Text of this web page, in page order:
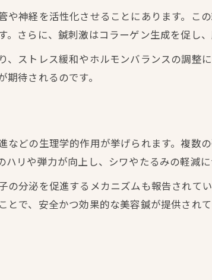
アに美容鍼を選ぶべきポイント
女性のための美容鍼活用術
おすすめの美容鍼活用法
神経を活性化させることにあります。こ
さらに、鍼刺激はコラーゲン生成を促し、
ストレス緩和やホルモンバランスの調整
待されるのです。
どの生理学的作用が挙げられます。複数
リや弾力が向上し、シワやたるみの軽減に
分泌を促進するメカニズムも報告されて
で、安全かつ効果的な美容鍼が提供されて